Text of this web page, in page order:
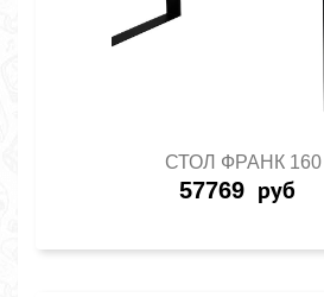
СТОЛ ФРАНК 160
57769 руб